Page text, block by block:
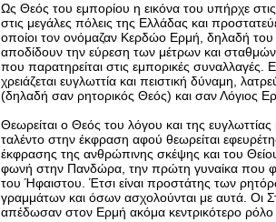
Ως Θεός του εμπορίου η εικόνα του υπήρχε
στις μεγάλες πόλεις της Ελλάδας και
οποίοι τον ονόμαζαν Κερδώο Ερμή, δηλαδή
αποδίδουν την εύρεση των μέτρων και
που παρατηρείται στις εμπορικές συναλλαγές.
χρειάζεται ευγλωττία και πειστική δύναμη,
(δηλαδή σαν ρητορικός Θεός) και σαν Λόγιος
Θεωρείται ο Θεός του λόγου και της
ταλέντο στην έκφραση αφού θεωρείται
έκφρασης της ανθρώπινης σκέψης και του
φωνή στην Πανδώρα, την πρώτη γυναίκα που
του Ήφαιστου. Έτσι είναι προστάτης των
γραμμάτων και όσων ασχολούνται με αυτά. Οι
απέδωσαν στον Ερμή ακόμα κεντρικότερο ρόλο